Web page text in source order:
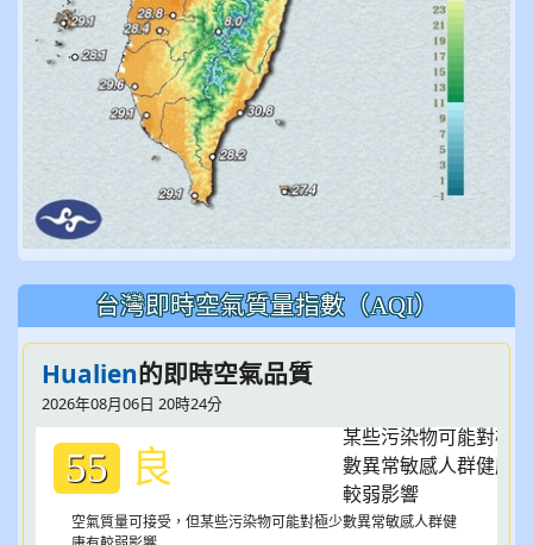
台灣即時空氣質量指數（AQI）
Hualien的即時空氣品質
2026年08月06日 20時24分
55 良
空氣質量可接受，但某些污染物可能對極少數異常敏感人群健